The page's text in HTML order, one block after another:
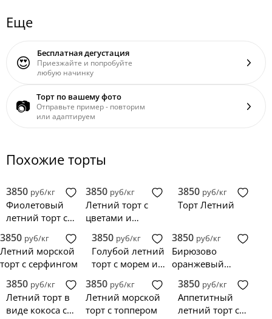
Еще
😍 Бесплатная дегустация
Приезжайте и попробуйте
любую начинку
📷 Торт по вашему фото
Отправьте пример - повторим
или адаптируем
Похожие торты
3850 руб/кг
Фиолетовый
летний торт с
бабочками
3850 руб/кг
Летний торт с
цветами и
3850 руб/кг
Торт Летний
3850 руб/кг
Летний морской
торт с серфингом
3850 руб/кг
Голубой летний
торт с морем и
3850 руб/кг
Бирюзово
оранжевый
торт
3850 руб/кг
Летний торт в
виде кокоса с
3850 руб/кг
Летний морской
торт с топпером
3850 руб/кг
Аппетитный
летний торт с